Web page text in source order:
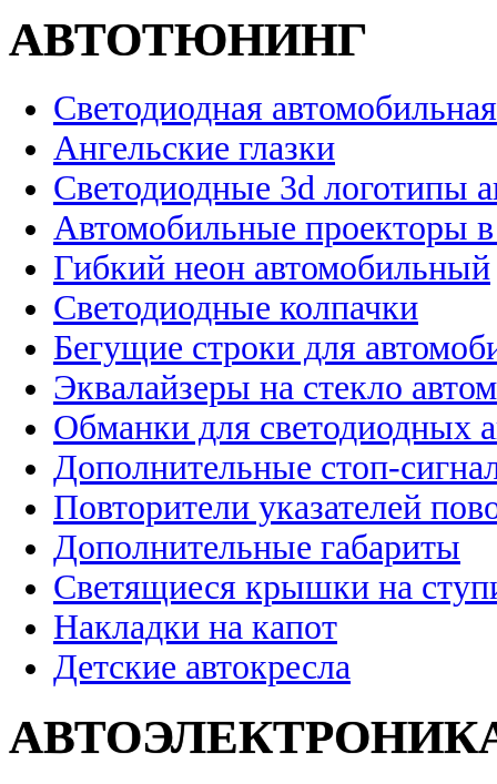
АВТОТЮНИНГ
Светодиодная
Ангельские глазки
Светодиодные 3d логотипы
Автомобильные проекторы
Гибкий неон автомобильный
Светодиодные колпачки
Бегущие строки для
Эквалайзеры на стекло
Обманки для светодиодных
Дополнительные стоп-
Повторители указателей
Дополнительные габариты
Светящиеся крышки на
Накладки на капот
Детские автокресла